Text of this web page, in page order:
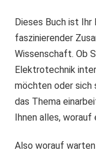
Dieses Buch ist Ihr
faszinierender
Wissenschaft. Ob
Elektrotechnik
möchten oder sich
das Thema
Ihnen alles,
Also worauf warten